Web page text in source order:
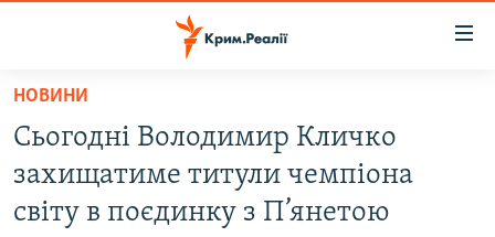
Перейти
основного
матеріалу
Перейти
до
ВОДА.КРИМ
ВІДЕО ТА ФОТО
НОВИНИ
Сьогодні Володимир Кличко
захищатиме титули чемпіона
світу в поєдинку з П’янетою